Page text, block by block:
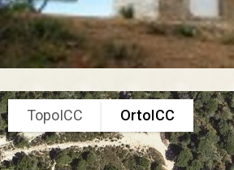
TopoICC OrtoICC